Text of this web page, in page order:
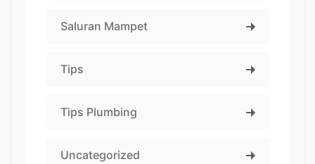
Saluran Mampet
Tips
Tips Plumbing
Uncategorized